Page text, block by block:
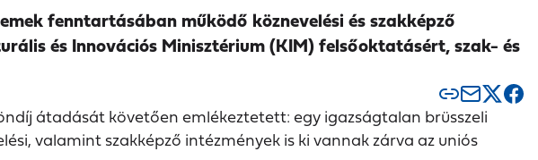
fenntartásában működő köznevelési és szakképző
és Innovációs Minisztérium (KIM) felsőoktatásért, szak- és
átadását követően emlékeztetett: egy igazságtalan brüsszeli
valamint szakképző intézmények is ki vannak zárva az uniós